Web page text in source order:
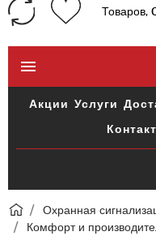
Товаров,
Акции Услуги
Охранная
Комфорт и